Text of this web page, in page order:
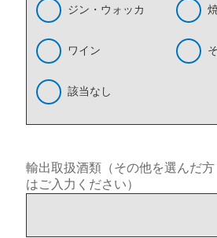
ジン・ウォッカ
ワイン
該当なし
輸出取扱酒類（その他を選んだ方
はご入力ください）